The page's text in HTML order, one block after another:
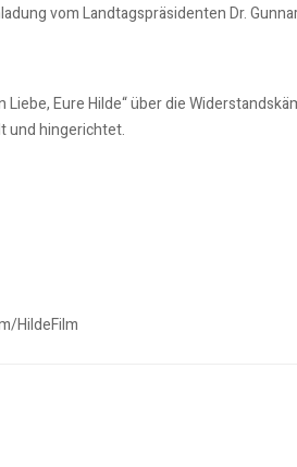
vom Landtagspräsidenten Dr.
Eure Hilde“ über die
und hingerichtet.
HildeFilm